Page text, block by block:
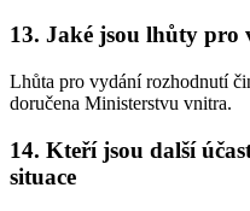
13. Jaké jsou lhůty pro
Lhůta pro vydání rozhodnutí
doručena Ministerstvu vnitra.
14. Kteří jsou další
situace